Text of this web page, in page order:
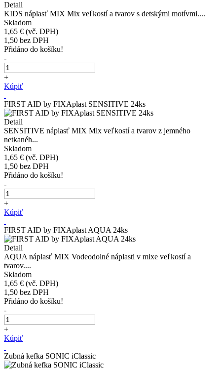
Detail
KIDS náplasť MIX Mix veľkostí a tvarov s detskými motívmi....
Skladom
1,65 € (vč. DPH)
1,50 bez DPH
Přidáno do košíku!
-
+
Kúpiť
FIRST AID by FIXAplast SENSITIVE 24ks
Detail
SENSITIVE náplasť MIX Mix veľkostí a tvarov z jemného
netkanéh...
Skladom
1,65 € (vč. DPH)
1,50 bez DPH
Přidáno do košíku!
-
+
Kúpiť
FIRST AID by FIXAplast AQUA 24ks
Detail
AQUA náplasť MIX Vodeodolné náplasti v mixe veľkostí a
tvarov....
Skladom
1,65 € (vč. DPH)
1,50 bez DPH
Přidáno do košíku!
-
+
Kúpiť
Zubná kefka SONIC iClassic